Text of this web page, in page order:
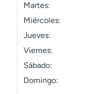
Martes:
Miércoles:
Jueves:
Viernes:
Sábado:
Domingo: